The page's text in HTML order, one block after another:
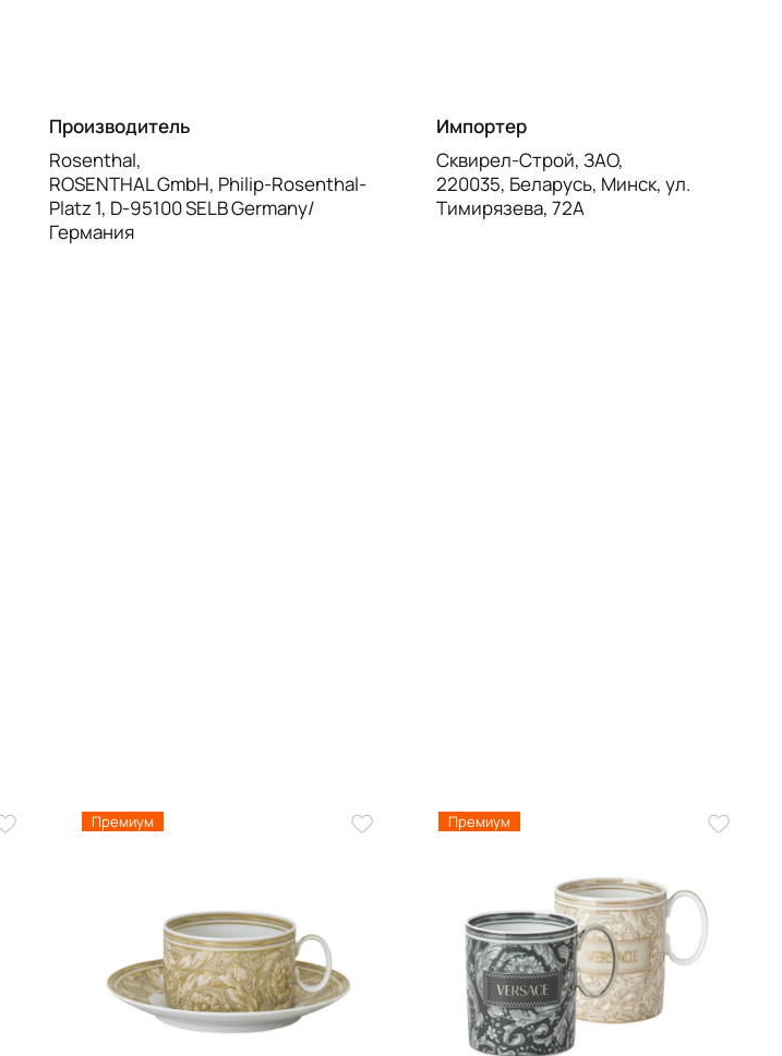
Производитель
Rosenthal,
ROSENTHAL GmbH, Philip-Rosenthal-
Platz 1, D-95100 SELB Germany/
Германия
Импортер
Сквирел-Строй, ЗАО,
220035, Беларусь, Минск, ул.
Тимирязева, 72А
Премиум Премиум